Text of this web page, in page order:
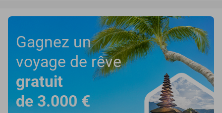
Gagnez un
voyage de rêve
gratuit
de 3.000 €